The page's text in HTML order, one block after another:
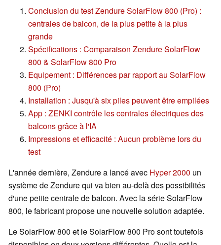
Conclusion du test Zendure SolarFlow 800 (Pro) :
centrales de balcon, de la plus petite à la plus
grande
Spécifications : Comparaison Zendure SolarFlow
800 & SolarFlow 800 Pro
Equipement : Différences par rapport au SolarFlow
800 (Pro)
Installation : Jusqu'à six piles peuvent être empilées
App : ZENKI contrôle les centrales électriques des
balcons grâce à l'IA
Impressions et efficacité : Aucun problème lors du
test
L'année dernière, Zendure a lancé avec Hyper 2000 un
système de Zendure qui va bien au-delà des possibilités
d'une petite centrale de balcon. Avec la série SolarFlow
800, le fabricant propose une nouvelle solution adaptée.
Le SolarFlow 800 et le SolarFlow 800 Pro sont toutefois